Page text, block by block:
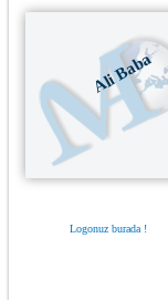
Ali Baba
Logonuz burada !